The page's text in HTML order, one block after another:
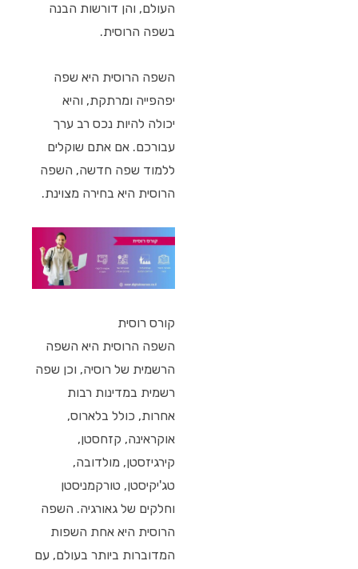
העולם, והן דורשות הבנה
בשפה הרוסית.
השפה הרוסית היא שפה
יפהפייה ומרתקת, והיא
יכולה להיות נכס רב ערך
עבורכם. אם אתם שוקלים
ללמוד שפה חדשה, השפה
הרוסית היא בחירה מצוינת.
קורס רוסית
השפה הרוסית היא השפה
הרשמית של רוסיה, וכן שפה
רשמית במדינות רבות
אחרות, כולל בלארוס,
אוקראינה, קזחסטן,
קירגיזסטן, מולדובה,
טג'יקיסטן, טורקמניסטן
וחלקים של גאורגיה. השפה
הרוסית היא אחת השפות
המדוברות ביותר בעולם, עם